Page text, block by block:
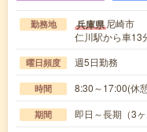
勤務地 兵庫県 尼崎市
仁川駅から車13
曜日頻度 週5日勤務
時間 8:30～17:00(休
期間 即日～長期（3